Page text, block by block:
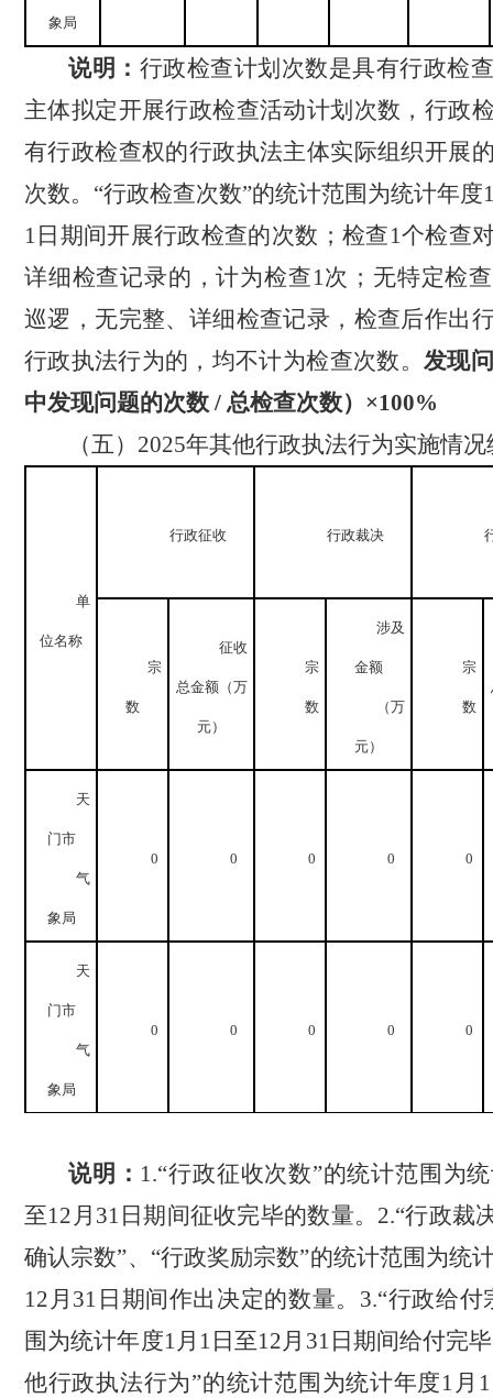
象局
说明： 行政检查计划次数是具有行政检
主体拟定开展行政检查活动计划次数，行政
有行政检查权的行政执法主体实际组织开展
次数。 “行政检查次数”的统计范围为统计年度
1 日 期间开展行政检查的次数；检查1个检查
详细检查记录的，计为检查1次；无特定检
巡逻，无完整、详细检查记录，检查后作出
行政执法行为的，均不计为检查次数。 发现
中发现问题的次数 / 总检查次数） ×100%‌
（五） 2025年其他行政执法行为实施情况
单
位名称
行政征收 行政裁决
宗
数
征收
总金额（万
元）
宗
数
涉及
金额
（万
元）
宗
数
天
门市
气
象局
0 0 0 0 0
天
门市
气
象局
0 0 0 0 0
说明： 1.“行政征收次数”的统计范围为
至12 月 31 日期间征收完毕的数量。 2.“行政裁
确认宗数”、“行政奖励宗数”的统计范围为统
12 月 31 日 期间作出决定的数量。 3.“行政给付
围为统计年度1月 1 日至12月 31 日 期间给付完
他行政执法行为”的统计范围为统计年度1 月 1